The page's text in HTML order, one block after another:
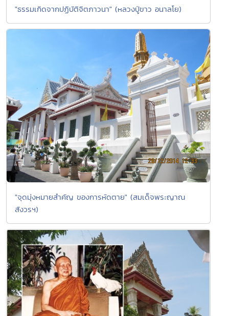
"ธรรมเกิดจากปฏิบัติจิตภาวนา" (หลวงปู่ขาว อนาลโย)
"จุดมุ่งหมายสำคัญ ของการหัดตาย" (สมเด็จพระญาณ
สังวรฯ)